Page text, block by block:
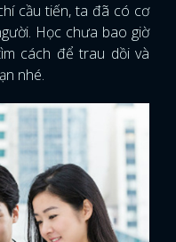
cầu tiến, ta đã có cơ
Học chưa bao giờ
cách để trau dồi và
nhé.